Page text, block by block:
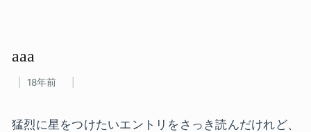
aaa
18年前
猛烈に星をつけたいエントリをさっき読んだけれど、